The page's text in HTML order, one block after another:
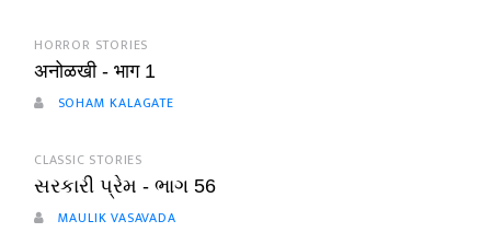
HORROR STORIES
अनोळखी - भाग 1
SOHAM KALAGATE
CLASSIC STORIES
સરકારી પ્રેમ - ભાગ 56
MAULIK VASAVADA